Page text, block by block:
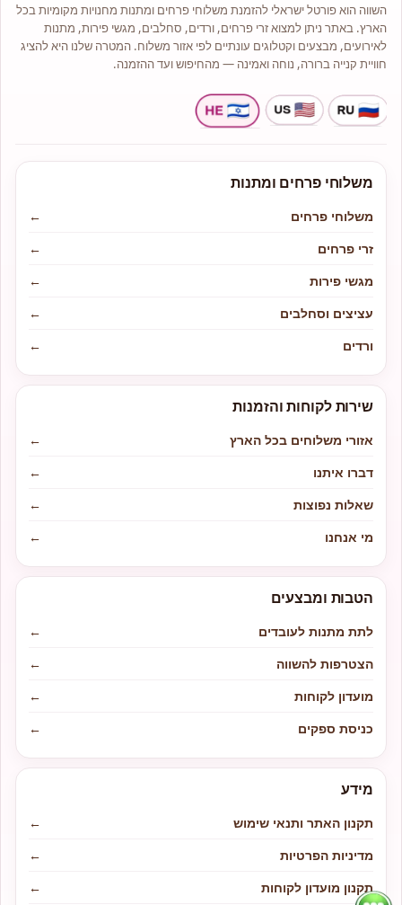
השווה הוא פורטל ישראלי להזמנת משלוחי פרחים ומתנות מחנויות מקומיות בכל
הארץ. באתר ניתן למצוא זרי פרחים, ורדים, סחלבים, מגשי פירות, מתנות
לאירועים, מבצעים וקטלוגים עונתיים לפי אזור משלוח. המטרה שלנו היא להציג
חוויית קנייה ברורה, נוחה ואמינה — מהחיפוש ועד ההזמנה.
משלוחי פרחים ומתנות
משלוחי פרחים
←
זרי פרחים
←
מגשי פירות
←
עציצים וסחלבים
←
ורדים
←
שירות לקוחות והזמנות
אזורי משלוחים בכל הארץ
←
דברו איתנו
←
שאלות נפוצות
←
מי אנחנו
←
הטבות ומבצעים
לתת מתנות לעובדים
←
הצטרפות להשווה
←
מועדון לקוחות
←
כניסת ספקים
←
מידע
תקנון האתר ותנאי שימוש
←
מדיניות הפרטיות
←
תקנון מועדון לקוחות
←